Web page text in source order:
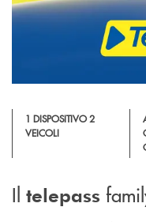
1 DISPOSITIVO 2
VEICOLI
Il telepass